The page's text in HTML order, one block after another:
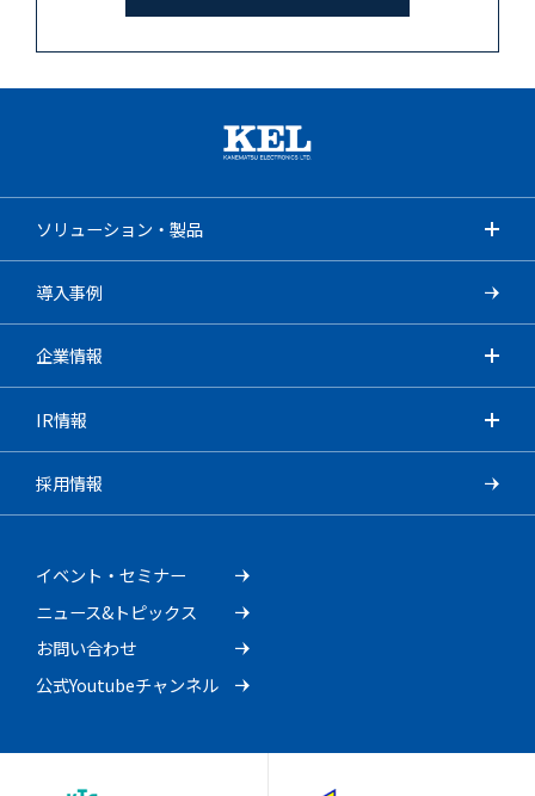
ソリューション・製品
導入事例
企業情報
IR情報
採用情報
イベント・セミナー
ニュース&トピックス
お問い合わせ
公式Youtubeチャンネル